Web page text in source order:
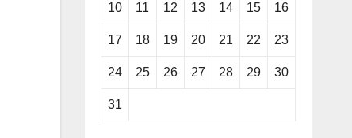
10 11 12 13 14 15 16
17 18 19 20 21 22 23
24 25 26 27 28 29 30
31